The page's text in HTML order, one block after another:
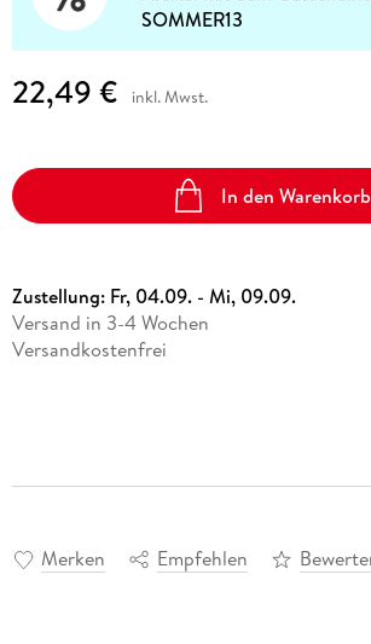
SOMMER13
22,49 € inkl. Mwst.
In den Warenkorb
Zustellung: Fr, 04.09. - Mi, 09.09.
Versand in 3-4 Wochen
Versandkostenfrei
Merken Empfehlen